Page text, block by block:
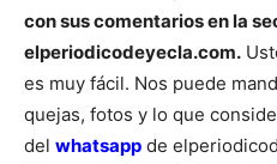
con sus comentarios en la
elperiodicodeyecla.com.
es muy fácil. Nos puede
quejas, fotos y lo que
del whatsapp de